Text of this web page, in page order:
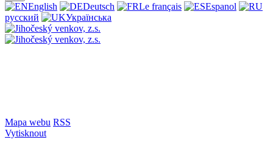
English Deutsch Le français
Espanol
русский
Українська
Mapa webu RSS
Vytisknout